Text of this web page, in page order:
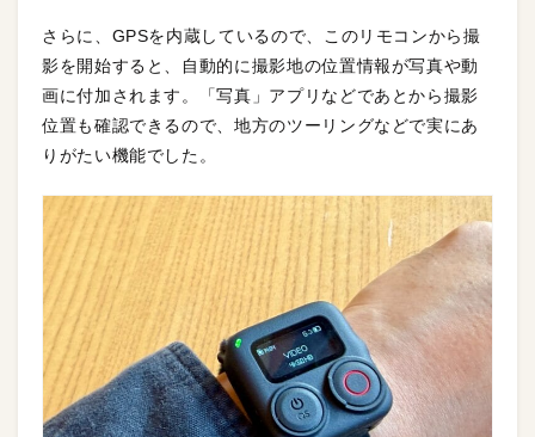
さらに、GPSを内蔵しているので、このリモコンから撮
影を開始すると、自動的に撮影地の位置情報が写真や動
画に付加されます。「写真」アプリなどであとから撮影
位置も確認できるので、地方のツーリングなどで実にあ
りがたい機能でした。